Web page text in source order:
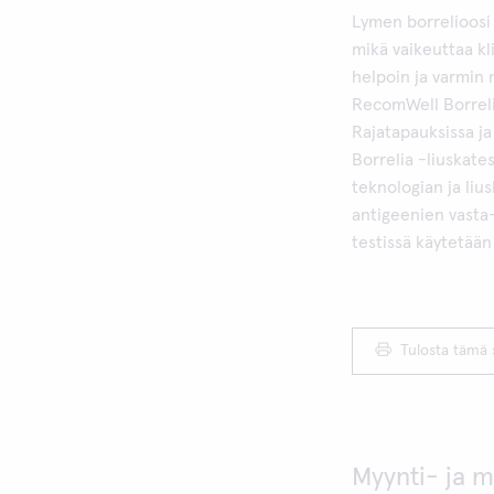
Lymen
mikä vaikeuttaa
helpoin ja
RecomWell
Rajatapauksissa
Borrelia -
teknologian ja
antigeenien
testissä
Tulosta tämä
Myynti- ja